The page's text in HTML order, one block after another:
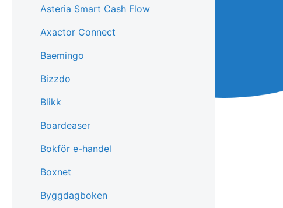
Asteria Smart Cash Flow
Axactor Connect
Baemingo
Bizzdo
Blikk
Boardeaser
Bokför e-handel
Boxnet
Byggdagboken